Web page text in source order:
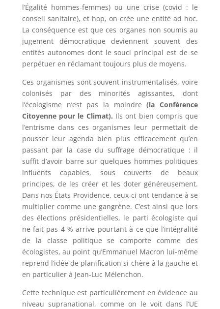
l’Égalité hommes-femmes) ou une crise (covid : le
conseil sanitaire), et hop, on crée une entité ad hoc.
La conséquence est que ces organes non soumis au
jugement démocratique deviennent souvent des
entités autonomes dont le souci principal est de se
perpétuer en réclamant toujours plus de moyens.
Ces organismes sont souvent instrumentalisés, voire
colonisés par des minorités agissantes, dont
l’écologisme n’est pas la moindre(la Conférence
Citoyenne pour le Climat). Ils ont bien compris que
l’entrisme dans ces organismes leur permettait de
pousser leur agenda bien plus efficacement qu’en
passant par la case du suffrage démocratique : il
suffit d’avoir barre sur quelques hommes politiques
influents capables, sous couverts de beaux
principes, de les créer et les doter généreusement.
Dans nos États Providence, ceux-ci ont tendance à se
multiplier comme une gangrène. C’est ainsi que lors
des élections présidentielles, le parti écologiste qui
ne fait pas 4 % arrive pourtant à ce que l’intégralité
de la classe politique se comporte comme des
écologistes, au point qu’Emmanuel Macron lui-même
reprend l’idée de planification si chère à la gauche et
en particulier à Jean-Luc Mélenchon.
Cette technique est particulièrement en évidence au
niveau supranational, comme on le voit dans l’UE